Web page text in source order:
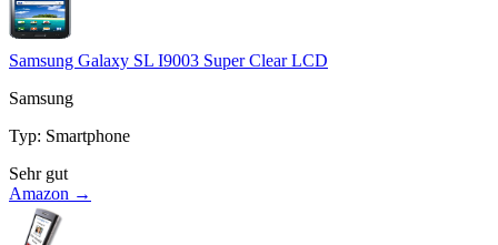
Samsung Galaxy SL I9003 Super Clear LCD
Samsung
Typ: Smartphone
Sehr gut
Amazon →